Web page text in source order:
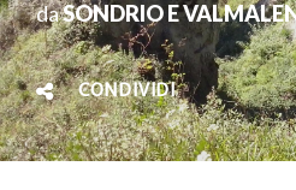
daSONDRIO E
CONDIVIDI